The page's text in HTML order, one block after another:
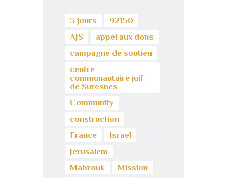
3 jours
92150
AJS
appel aux dons
campagne de soutien
centre
communautaire juif
de Suresnes
Community
construction
France
Israel
Jerusalem
Mabrouk
Mission